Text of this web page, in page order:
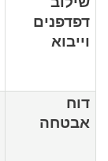
דפדפנים
וייבוא
דוח
אבטחה